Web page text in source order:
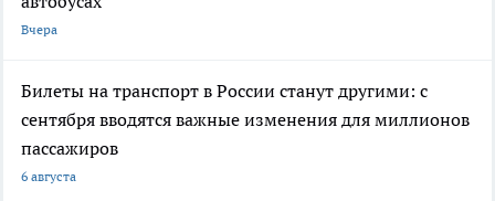
Вчера
Билеты на транспорт в России станут другими: с
сентября вводятся важные изменения для миллионов
пассажиров
6 августа